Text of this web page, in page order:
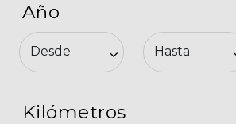
Año
Kilómetros